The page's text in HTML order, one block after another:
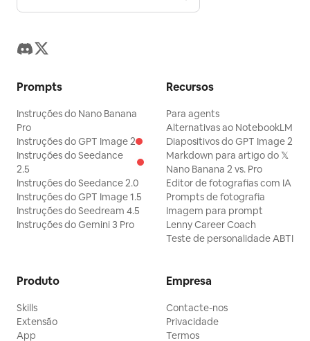
Prompts
Instruções do Nano Banana
Pro
Instruções do GPT Image 2
Instruções do Seedance
2.5
Instruções do Seedance 2.0
Instruções do GPT Image 1.5
Instruções do Seedream 4.5
Instruções do Gemini 3 Pro
Recursos
Para agents
Alternativas ao NotebookLM
Diapositivos do GPT Image 2
Markdown para artigo do 𝕏
Nano Banana 2 vs. Pro
Editor de fotografias com IA
Prompts de fotografia
Imagem para prompt
Lenny Career Coach
Teste de personalidade ABTI
Produto
Skills
Extensão
App
Empresa
Contacte-nos
Privacidade
Termos